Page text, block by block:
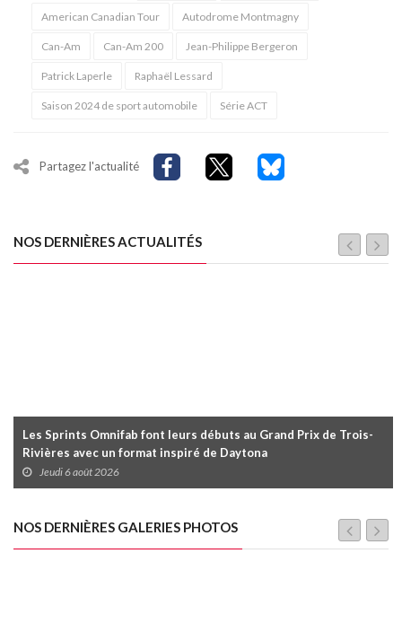
American Canadian Tour Autodrome Montmagny
Can-Am Can-Am 200 Jean-Philippe Bergeron
Patrick Laperle Raphaël Lessard
Saison 2024 de sport automobile Série ACT
Partagez l'actualité
NOS DERNIÈRES ACTUALITÉS
Les Sprints Omnifab font leurs débuts au Grand Prix de Trois-
Rivières avec un format inspiré de Daytona
Jeudi 6 août 2026
NOS DERNIÈRES GALERIES PHOTOS